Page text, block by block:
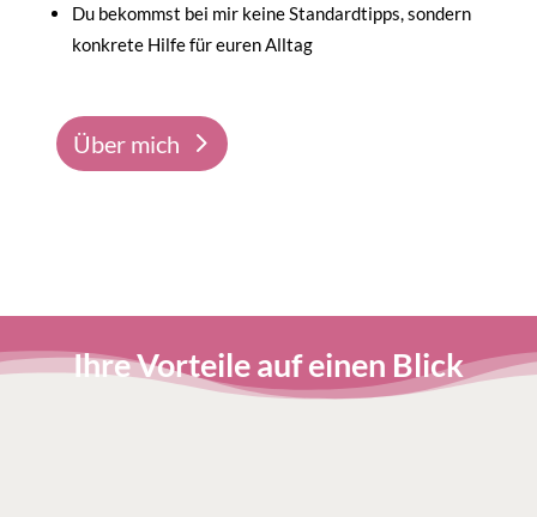
Du bekommst bei mir keine Standardtipps, sondern
konkrete Hilfe für euren Alltag
Über mich
Ihre Vorteile auf einen Blick